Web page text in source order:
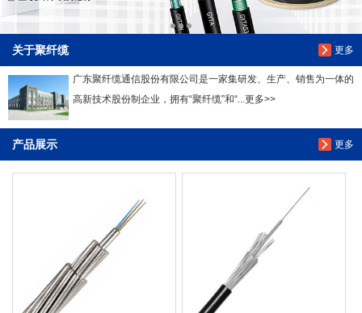
更多
关于聚纤缆
广东聚纤缆通信股份有限公司是一家集研发、生产、销售为一体的
高新技术股份制企业，拥有“聚纤缆”和“...更多>>
更多
产品展示